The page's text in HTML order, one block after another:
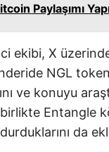
Paylaşımı
ekibi, X
NGL
ve konuyu
Entangle
da